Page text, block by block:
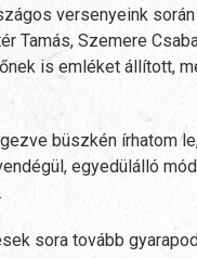
versenyeink
Tamás, Szemere
is emléket állított,
büszkén írhatom
egyedülálló
sora tovább